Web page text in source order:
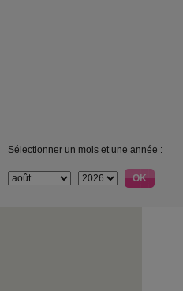
Sélectionner un mois et une année :